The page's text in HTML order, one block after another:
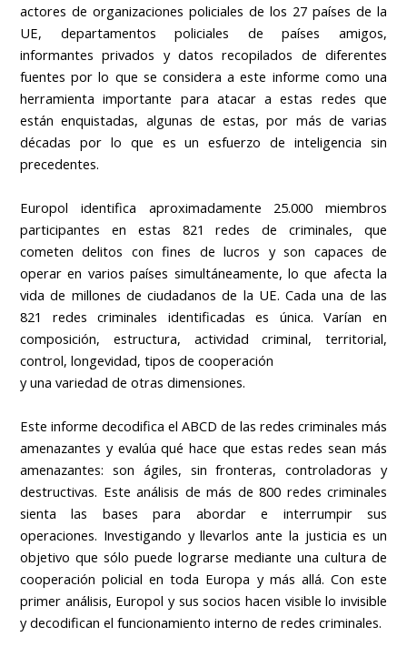
actores de organizaciones policiales de los 27 países de la
UE, departamentos policiales de países amigos,
informantes privados y datos recopilados de diferentes
fuentes por lo que se considera a este informe como una
herramienta importante para atacar a estas redes que
están enquistadas, algunas de estas, por más de varias
décadas por lo que es un esfuerzo de inteligencia sin
precedentes.
Europol identifica aproximadamente 25.000 miembros
participantes en estas 821 redes de criminales, que
cometen delitos con fines de lucros y son capaces de
operar en varios países simultáneamente, lo que afecta la
vida de millones de ciudadanos de la UE. Cada una de las
821 redes criminales identificadas es única. Varían en
composición, estructura, actividad criminal, territorial,
control, longevidad, tipos de cooperación
y una variedad de otras dimensiones.
Este informe decodifica el ABCD de las redes criminales más
amenazantes y evalúa qué hace que estas redes sean más
amenazantes: son ágiles, sin fronteras, controladoras y
destructivas. Este análisis de más de 800 redes criminales
sienta las bases para abordar e interrumpir sus
operaciones. Investigando y llevarlos ante la justicia es un
objetivo que sólo puede lograrse mediante una cultura de
cooperación policial en toda Europa y más allá. Con este
primer análisis, Europol y sus socios hacen visible lo invisible
y decodifican el funcionamiento interno de redes criminales.